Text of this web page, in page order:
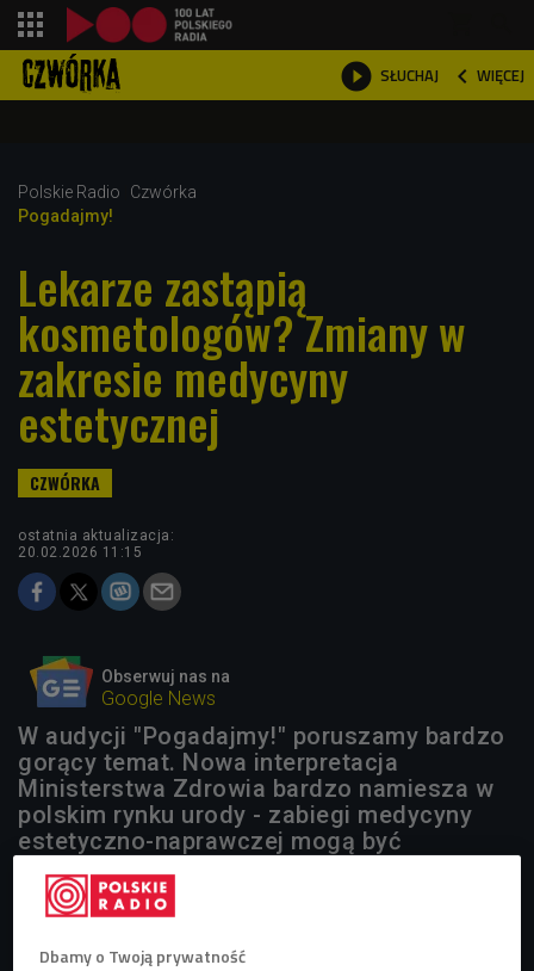
 SŁUCHAJ  WIĘCEJ

Polskie Radio
Czwórka
Pogadajmy!
Lekarze zastąpią
kosmetologów? Zmiany w
zakresie medycyny
estetycznej
ostatnia aktualizacja:
20.02.2026 11:15
Obserwuj nas na
Google News
W audycji "Pogadajmy!" poruszamy bardzo
gorący temat. Nowa interpretacja
Ministerstwa Zdrowia bardzo namiesza w
polskim rynku urody - zabiegi medycyny
estetyczno-naprawczej mogą być
wykonywane jedynie przez lekarzy,
wykluczając tym samym kosmetologów, co
budzi sporo emocji w środowisku w branży
beauty.
Dbamy o Twoją prywatność